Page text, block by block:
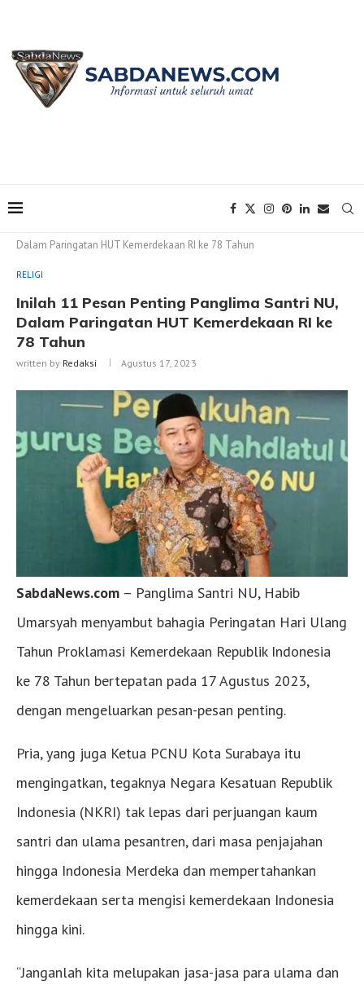
Dalam Paringatan HUT Kemerdekaan RI ke 78 Tahun
RELIGI
Inilah 11 Pesan Penting Panglima Santri NU,
Dalam Paringatan HUT Kemerdekaan RI ke
78 Tahun
written by Redaksi Agustus 17, 2023
SabdaNews.com – Panglima Santri NU, Habib
Umarsyah menyambut bahagia Peringatan Hari Ulang
Tahun Proklamasi Kemerdekaan Republik Indonesia
ke 78 Tahun bertepatan pada 17 Agustus 2023,
dengan mengeluarkan pesan-pesan penting.
Pria, yang juga Ketua PCNU Kota Surabaya itu
mengingatkan, tegaknya Negara Kesatuan Republik
Indonesia (NKRI) tak lepas dari perjuangan kaum
santri dan ulama pesantren, dari masa penjajahan
hingga Indonesia Merdeka dan mempertahankan
kemerdekaan serta mengisi kemerdekaan Indonesia
hingga kini.
“Janganlah kita melupakan jasa-jasa para ulama dan